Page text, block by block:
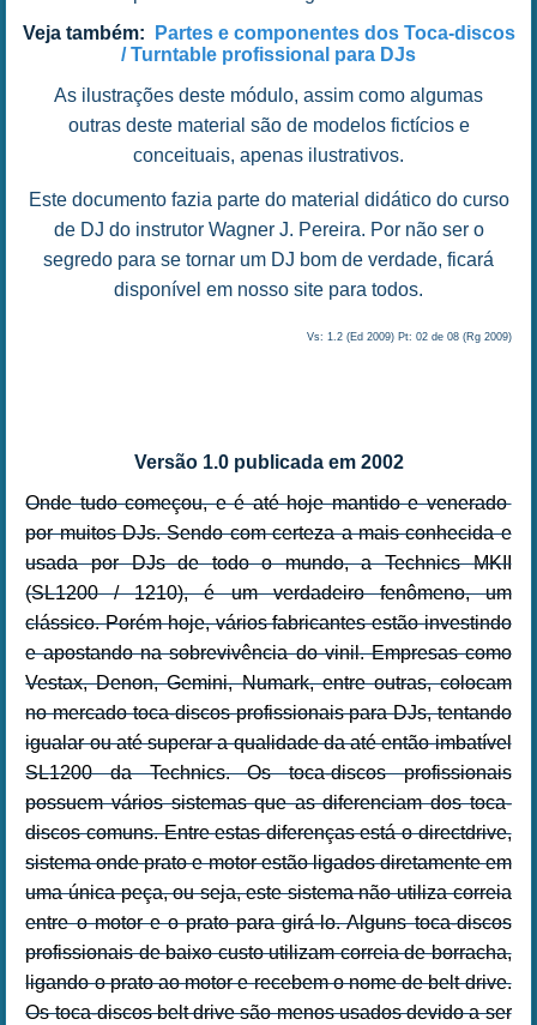
Veja também:
Partes e componentes dos Toca-discos
/ Turntable profissional para DJs
As ilustrações deste módulo, assim como algumas
outras deste material são de modelos fictícios e
conceituais, apenas ilustrativos.
Este documento fazia parte do material didático do curso
de DJ do instrutor Wagner J. Pereira. Por não ser o
segredo para se tornar um DJ bom de verdade, ficará
disponível em nosso site para todos.
Vs: 1.2 (Ed 2009) Pt: 02 de 08 (Rg 2009)
Versão 1.0 publicada em 2002
Onde tudo começou, e é até hoje mantido e venerado
por muitos DJs. Sendo com certeza a mais conhecida e
usada por DJs de todo o mundo, a Technics MKII
(SL1200 / 1210), é um verdadeiro fenômeno, um
clássico. Porém hoje, vários fabricantes estão investindo
e apostando na sobrevivência do vinil. Empresas como
Vestax, Denon, Gemini, Numark, entre outras, colocam
no mercado toca-discos profissionais para DJs, tentando
igualar ou até superar a qualidade da até então imbatível
SL1200 da Technics. Os toca-discos profissionais
possuem vários sistemas que as diferenciam dos toca-
discos comuns. Entre estas diferenças está o directdrive,
sistema onde prato e motor estão ligados diretamente em
uma única peça, ou seja, este sistema não utiliza correia
entre o motor e o prato para girá-lo. Alguns toca-discos
profissionais de baixo custo utilizam correia de borracha,
ligando o prato ao motor e recebem o nome de belt drive.
Os toca-discos belt drive são menos usados devido a ser